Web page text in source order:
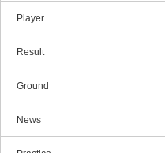
Player
Result
Ground
News